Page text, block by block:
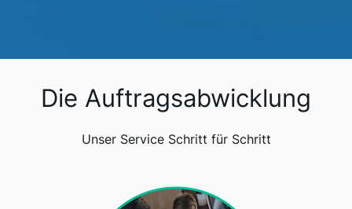
Die Auftragsabwicklung
Unser Service Schritt für Schritt